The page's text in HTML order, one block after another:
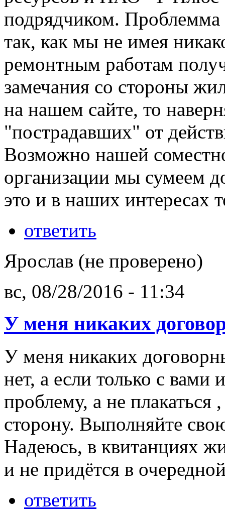
подрядчиком.
так, как мы не имея
ремонтным работам
замечания со стороны
на нашем сайте, то
"пострадавших" от
Возможно нашей
организации мы сумеем
это и в наших интересах
ответить
Ярослав (не проверено)
вс, 08/28/2016 - 11:34
У меня никаких
У меня никаких
нет, а если только с
проблему, а не плакаться
сторону. Выполняйте
Надеюсь, в квитанциях
и не придётся в
ответить